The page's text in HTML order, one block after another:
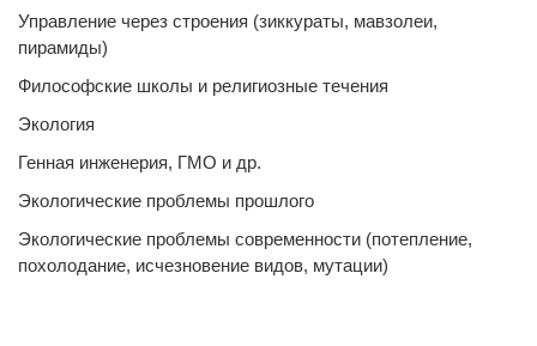
Управление через строения (зиккураты, мавзолеи,
пирамиды)
Философские школы и религиозные течения
Экология
Генная инженерия, ГМО и др.
Экологические проблемы прошлого
Экологические проблемы современности (потепление,
похолодание, исчезновение видов, мутации)